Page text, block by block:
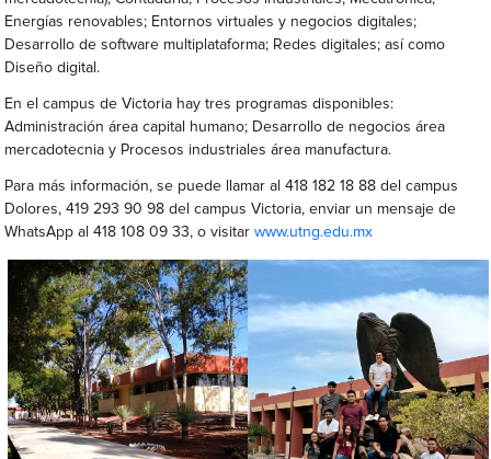
Energías renovables; Entornos virtuales y negocios digitales;
Desarrollo de software multiplataforma; Redes digitales; así como
Diseño digital.
En el campus de Victoria hay tres programas disponibles:
Administración área capital humano; Desarrollo de negocios área
mercadotecnia y Procesos industriales área manufactura.
Para más información, se puede llamar al 418 182 18 88 del campus
Dolores, 419 293 90 98 del campus Victoria, enviar un mensaje de
WhatsApp al 418 108 09 33, o visitarwww.utng.edu.mx